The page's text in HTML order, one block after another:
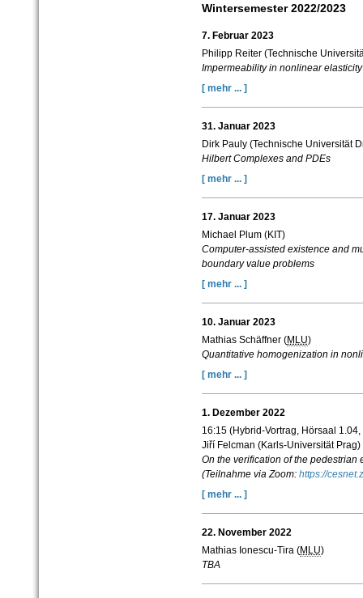
Wintersemester 2022/2023
7. Februar 2023
Philipp Reiter (Technische
Impermeability in nonlinear
[ mehr ... ]
31. Januar 2023
Dirk Pauly (Technische Universität
Hilbert Complexes and PDEs
[ mehr ... ]
17. Januar 2023
Michael Plum (KIT)
Computer-assisted existence and
boundary value problems
[ mehr ... ]
10. Januar 2023
Mathias Schäffner (MLU)
Quantitative homogenization in
[ mehr ... ]
1. Dezember 2022
16:15 (Hybrid-Vortrag, Hörsaal 1.04,
Jiří Felcman (Karls-Universität Prag)
On the verification of the pedestrian
(Teilnahme via Zoom: https://
[ mehr ... ]
22. November 2022
Mathias Ionescu-Tira (MLU)
TBA